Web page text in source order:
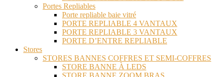
Portes Repliables
Porte repliable baie vitré
PORTE REPLIABLE 4 VANTAUX
PORTE REPLIABLE 3 VANTAUX
PORTE D’ENTRE REPLIABLE
Stores
STORES BANNES COFFRES ET SEMI-COFFRES
STORE BANNE À LEDS